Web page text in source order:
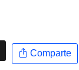
Comparte